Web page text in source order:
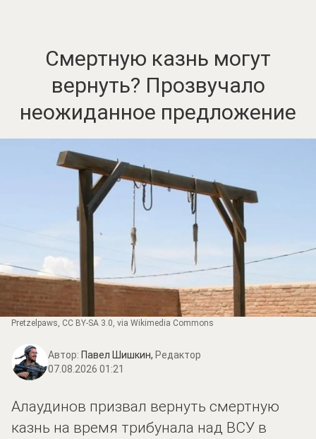
Смертную казнь могут
вернуть? Прозвучало
неожиданное предложение
Pretzelpaws, CC BY-SA 3.0, via Wikimedia Commons
Автор: Павел Шишкин, Редактор
07.08.2026 01:21
Алаудинов призвал вернуть смертную
казнь на время трибунала над ВСУ в